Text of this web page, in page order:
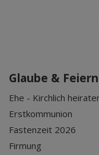
Glaube & Feiern
Ehe - Kirchlich
Erstkommunion
Fastenzeit 2026
Firmung